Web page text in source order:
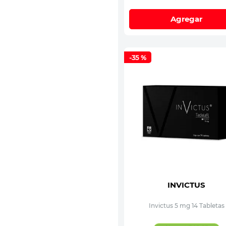
Agregar
-35 %
INVICTUS
Invictus 5 mg 14 Tabletas